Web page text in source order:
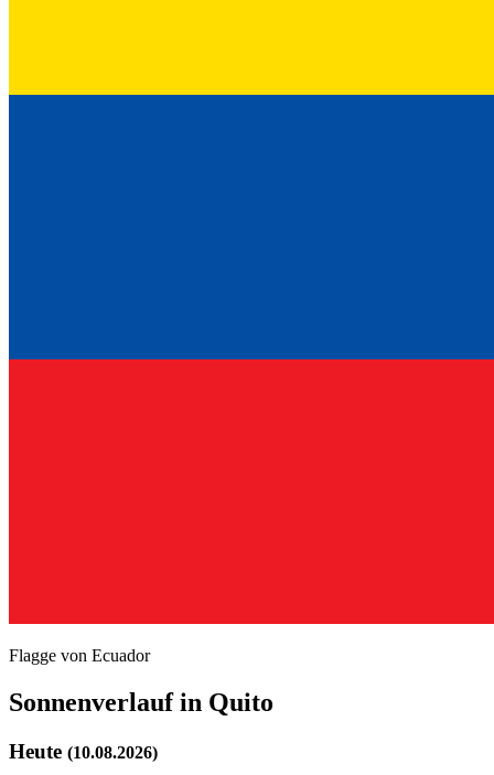
Flagge von Ecuador
Sonnenverlauf in Quito
Heute (10.08.2026)